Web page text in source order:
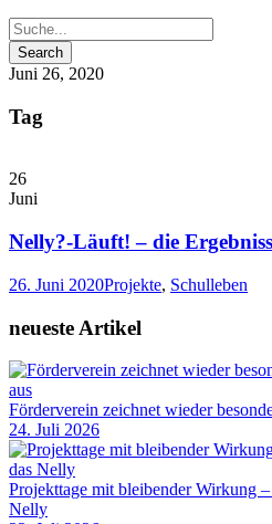
Juni 26, 2020
Tag
26
Juni
Nelly?-Läuft! – die
26. Juni 2020Projekte, Schulleben
neueste Artikel
Förderverein zeichnet wieder
24. Juli 2026
Projekttage mit bleibender Wirkung
Nelly